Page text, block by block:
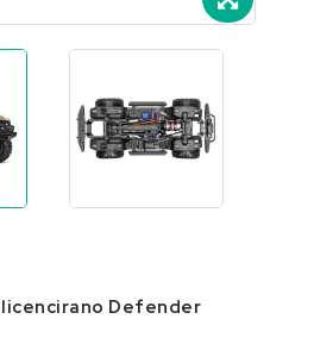
Defender